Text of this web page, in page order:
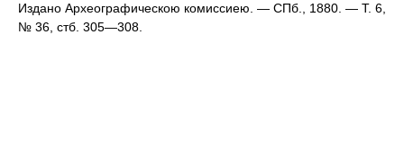
Издано Археографическою комиссиею. — СПб., 1880. — Т. 6,
№ 36, стб. 305—308.